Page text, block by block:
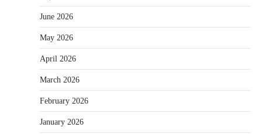
June 2026
May 2026
April 2026
March 2026
February 2026
January 2026